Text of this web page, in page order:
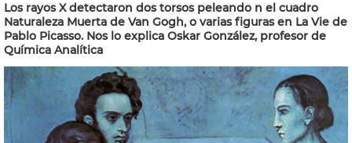
Los rayos X detectaron dos torsos peleando n el cuadro
Naturaleza Muerta de Van Gogh, o varias figuras en La Vie de
Pablo Picasso. Nos lo explica Oskar González, profesor de
Química Analítica